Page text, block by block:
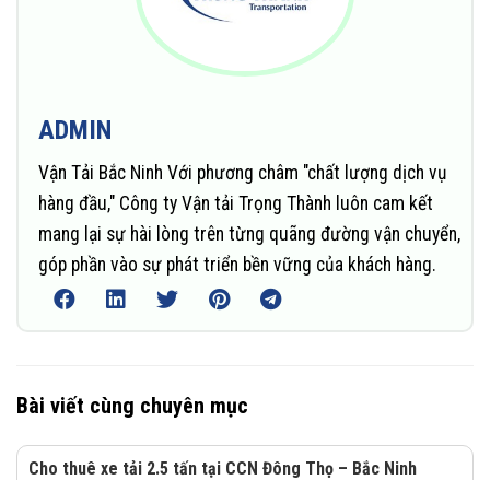
ADMIN
Vận Tải Bắc Ninh Với phương châm "chất lượng dịch vụ
hàng đầu," Công ty Vận tải Trọng Thành luôn cam kết
mang lại sự hài lòng trên từng quãng đường vận chuyển,
góp phần vào sự phát triển bền vững của khách hàng.
Bài viết cùng chuyên mục
Cho thuê xe tải 2.5 tấn tại CCN Đông Thọ – Bắc Ninh